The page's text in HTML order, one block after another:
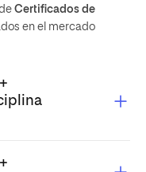
Certificados de
en el mercado